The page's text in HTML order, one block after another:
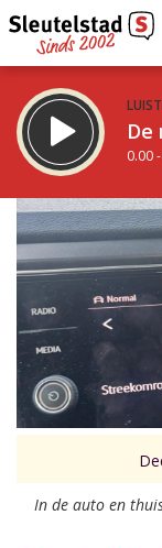
De
0.00
STRAKS:
De ochtend
6.00 - 12.00 uur
Vorig uur
In de auto en